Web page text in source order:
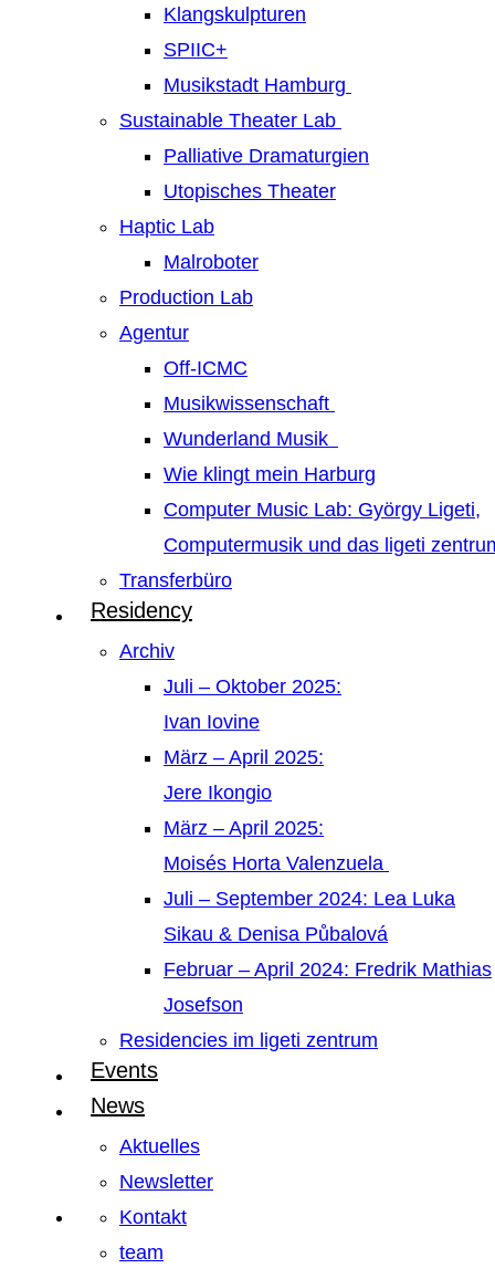
Klangskulpturen
SPIIC+
Musikstadt Hamburg
Sustainable Theater Lab
Palliative Dramaturgien
Utopisches Theater
Haptic Lab
Malroboter
Production Lab
Agentur
Off-ICMC
Musikwissenschaft
Wunderland Musik
Wie klingt mein Harburg
Computer Music Lab: György Ligeti,
Computermusik und das ligeti
Transferbüro
Residency
Archiv
Juli – Oktober 2025:
Ivan Iovine
März – April 2025:
Jere Ikongio
März – April 2025:
Moisés Horta Valenzuela
Juli – September 2024: Lea Luka
Sikau & Denisa Půbalová
Februar – April 2024: Fredrik Mathias
Josefson
Residencies im ligeti zentrum
Events
News
Aktuelles
Newsletter
Kontakt
team